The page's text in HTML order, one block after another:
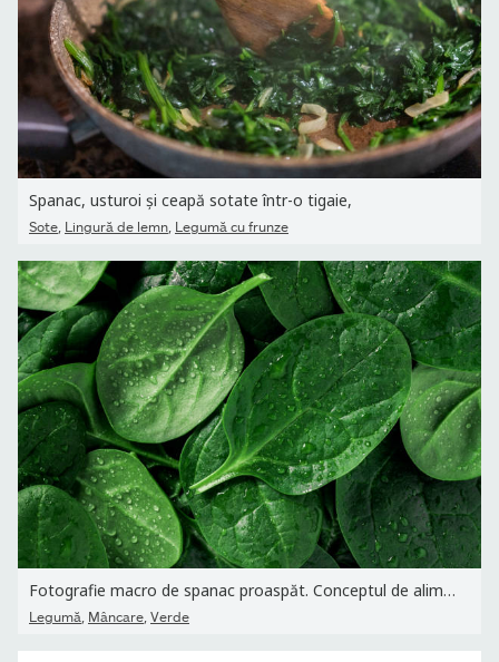
Spanac, usturoi și ceapă sotate într-o tigaie,
Sote, Lingură de lemn, Legumă cu frunze
Fotografie macro de spanac proaspăt. Conceptul de alimente...
Legumă, Mâncare, Verde